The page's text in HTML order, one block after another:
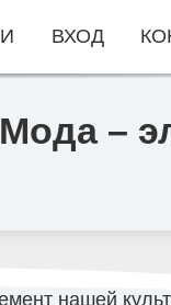
–
ВХОД